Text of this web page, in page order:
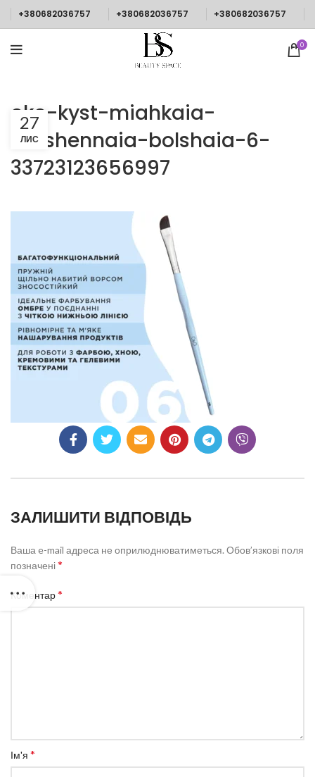
+380682036757 +380682036757 +380682036757
0
oko-kyst-miahkaia-
skoshennaia-bolshaia-6-
33723123656997
27
ЛИС
ЗАЛИШИТИ ВІДПОВІДЬ
Ваша e-mail адреса не оприлюднюватиметься. Обов’язкові поля
позначені*
Коментар*
Ім'я *